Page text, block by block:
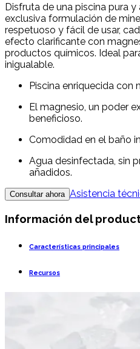
Disfruta de una piscina pura
exclusiva formulación de
respetuoso y fácil de usar,
efecto clarificante con
productos químicos. Ideal
inigualable.
Piscina enriquecida con
El magnesio, un poder
beneficioso.
Comodidad en el baño
Agua desinfectada, sin
añadidos.
Consultar ahora Asistencia
Información del
Características principales
Recursos